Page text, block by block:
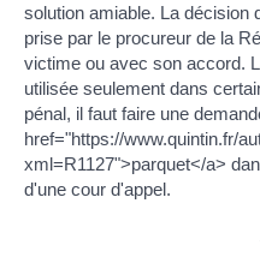
solution amiable. La
prise par le procureur de la
victime ou avec son accord.
utilisée seulement dans
pénal, il faut faire une
href="https://www.quintin.fr/
xml=R1127">parquet</a>
d'une cour d'appel.